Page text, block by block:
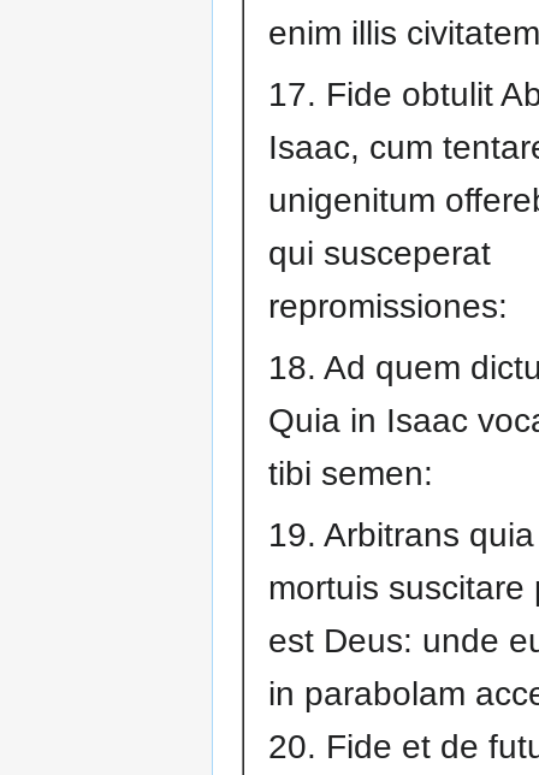
enim illis
17. Fide obtulit
Isaac, cum
unigenitum
qui susceperat
repromissiones:
18. Ad quem
Quia in Isaac
tibi semen:
19. Arbitrans
mortuis suscitare
est Deus: unde
in parabolam
20. Fide et de